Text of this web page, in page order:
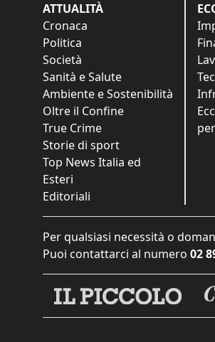
ATTUALITÀ
Cronaca
Politica
Società
Sanità e Salute
Ambiente e Sostenibilità
Oltre il Confine
True Crime
Storie di sport
Top News Italia ed
Esteri
Editoriali
Per qualsiasi necessità o
Puoi contattarci al numero 02